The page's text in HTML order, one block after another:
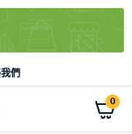
們
0